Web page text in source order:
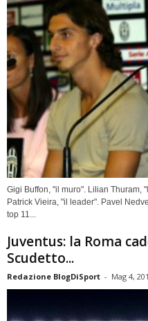
Gigi Buffon, "il muro". Lilian Thuram,
Patrick Vieira, "il leader". Pavel
top 11...
Juventus: la Roma
Scudetto...
Redazione BlogDiSport - Mag 4,